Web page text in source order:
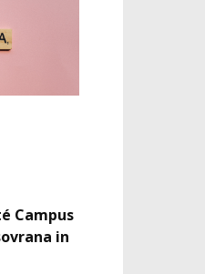
Campus
in